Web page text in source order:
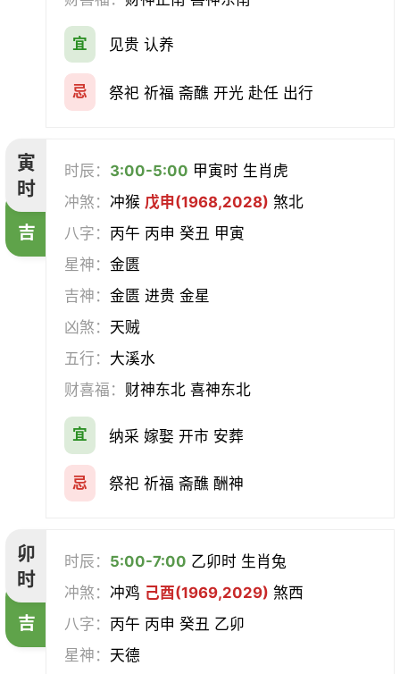
会亲友
入学
断蚁 归岫 修坟
除服 移柩
宜 见贵 认养
忌 祭祀 祈福 斋醮 开光 赴任 出行
寅
时
吉
时辰： 3:00-5:00 甲寅时 生肖虎
冲煞：冲猴 戊申(1968,2028) 煞北
八字： 丙午 丙申 癸丑 甲寅
星神：金匮
吉神：金匮 进贵 金星
凶煞： 天贼
五行： 大溪水
财喜福： 财神东北 喜神东北
宜 纳采 嫁娶 开市 安葬
忌 祭祀 祈福 斋醮 酬神
卯
时
吉
时辰： 5:00-7:00 乙卯时 生肖兔
冲煞：冲鸡 己酉(1969,2029) 煞西
八字： 丙午 丙申 癸丑 乙卯
星神： 天德